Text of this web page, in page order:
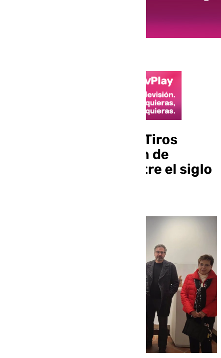
El Museo Casa de los Tiros
acoge una exposición de
belenes fechados entre el siglo